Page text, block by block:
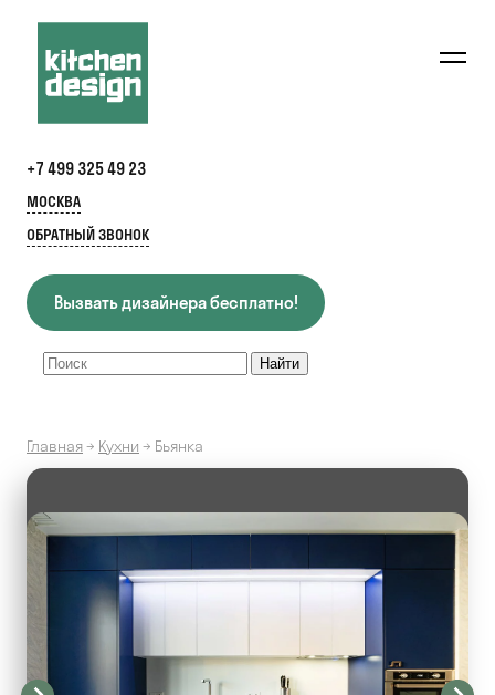
+7 499 325 49 23
МОСКВА
ОБРАТНЫЙ ЗВОНОК
Вызвать дизайнера бесплатно!
Главная→ Кухни → Бьянка